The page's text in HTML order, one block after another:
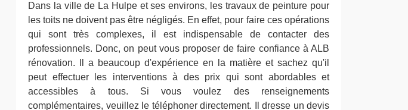
Dans la ville de La Hulpe et ses environs, les travaux de peinture pour
les toits ne doivent pas être négligés. En effet, pour faire ces opérations
qui sont très complexes, il est indispensable de contacter des
professionnels. Donc, on peut vous proposer de faire confiance à ALB
rénovation. Il a beaucoup d'expérience en la matière et sachez qu'il
peut effectuer les interventions à des prix qui sont abordables et
accessibles à tous. Si vous voulez des renseignements
complémentaires, veuillez le téléphoner directement. Il dresse un devis